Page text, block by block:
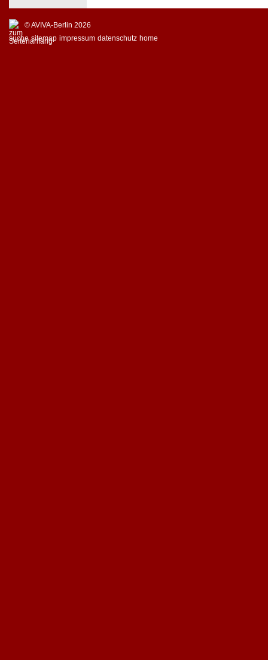
© AVIVA-Berlin 2026
suche sitemap impressum datenschutz home